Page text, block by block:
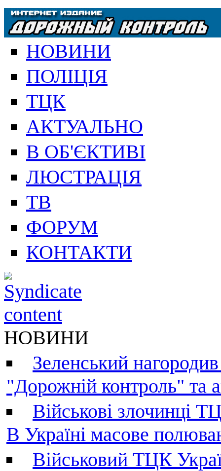
НОВИНИ
ПОЛІЦІЯ
ТЦК
АКТУАЛЬНО
В ОБ'ЄКТИВІ
ЛЮСТРАЦІЯ
ТВ
ФОРУМ
КОНТАКТИ
НОВИНИ
Зеленський
"Дорожній контроль" та
Військові злочинці
В Україні масове
Військовий ТЦК